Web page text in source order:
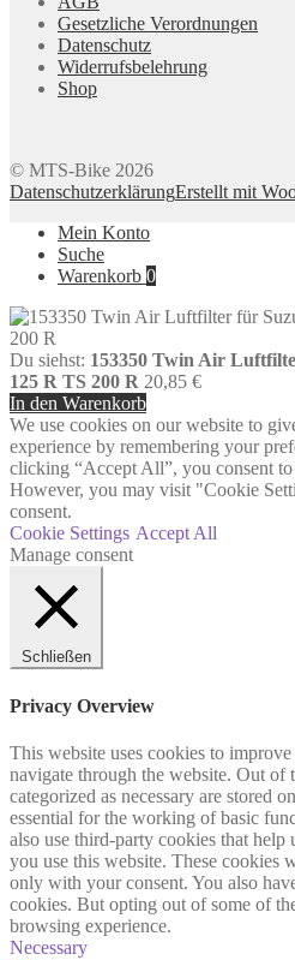
Gesetzliche Verordnungen
Datenschutz
Widerrufsbelehrung
Shop
© MTS-Bike 2026
DatenschutzerklärungErstellt mit
Mein Konto
Suche
Warenkorb 0
Du siehst: 153350 Twin Air
125 R TS 200 R 20,85 €
In den Warenkorb
We use cookies on our website to
experience by remembering your
clicking “Accept All”, you consent
However, you may visit "Cookie
consent.
Cookie Settings Accept All
Manage consent
Schließen
Privacy Overview
This website uses cookies to
navigate through the website. Out of
categorized as necessary are stored
essential for the working of basic
also use third-party cookies that help
you use this website. These cookies
only with your consent. You also
cookies. But opting out of some of
browsing experience.
Necessary